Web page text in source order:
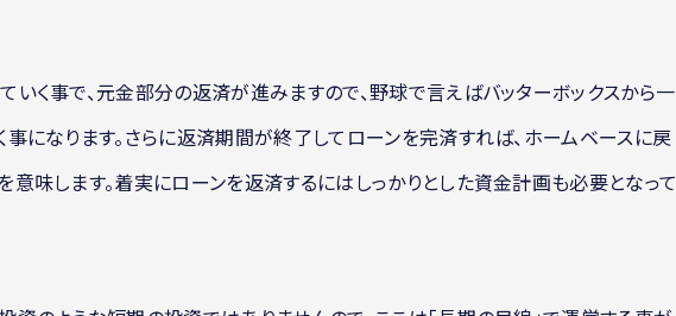
いく事で、元金部分の返済が進みますので、野球で言えばバッターボックスから一
事になります。さらに返済期間が終了してローンを完済すれば、ホームベースに戻
意味します。着実にローンを返済するにはしっかりとした資金計画も必要となって